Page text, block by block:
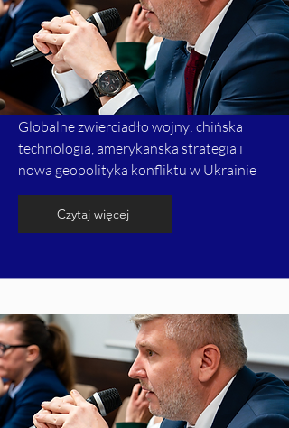
Globalne zwierciadło wojny: chińska
technologia, amerykańska strategia i
nowa geopolityka konfliktu w Ukrainie
Czytaj więcej